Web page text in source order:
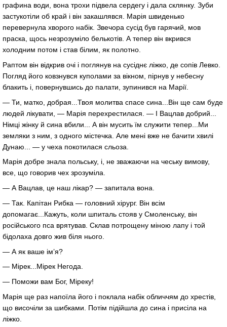
графина води, вона трохи підвела сердегу і дала склянку. Зуби
застукотіли об край і він закашлявся. Марія швиденько
перевернула хворого набік. Звечора сусід був гарячий, мов
праска, щось незрозуміло белькотів. А тепер він вкрився
холодним потом і став білим, як полотно.
Раптом він відкрив очі і поглянув на сусіднє ліжко, де сопів Левко.
Погляд його ковзнувся куполами за вікном, пірнув у небесну
блакить і, повернувшись до палати, зупинився на Марії.
— Ти, матко, добрая...Твоя молитва спасе сина...Він ще сам буде
людей лікувати, — Марія перехрестилася. — І Вацлав добрий...
Німці жінку й сина вбили... А він мусить їм служити тепер...Ми
земляки з ним, з одного містечка. Але мені вже не бачити хвилі
Дунаю... — у чеха покотилася сльоза.
Марія добре знала польську, і, не зважаючи на чеську вимову,
все, що говорив чех зрозуміла.
— А Вацлав, це наш лікар? — запитала вона.
— Так. Капітан Рибка — головний хірург. Він всім
допомагає...Кажуть, коли шпиталь стояв у Смоленську, він
російського пса врятував. Склав потрощену міною лапу і той
бідолаха довго жив біля нього.
— А як ваше ім’я?
— Мірек...Мірек Негода.
— Поможи вам Бог, Міреку!
Марія ще раз напоїла його і поклала набік обличчям до хрестів,
що височіли за шибками. Потім підійшла до сина і присіла на
ліжко.